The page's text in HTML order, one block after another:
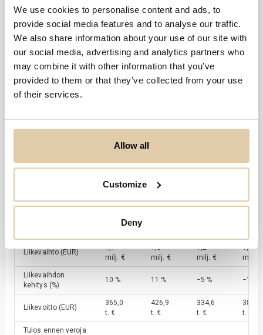
We use cookies to personalise content and ads, to
provide social media features and to analyse our traffic.
We also share information about your use of our site with
our social media, advertising and analytics partners who
may combine it with other information that you’ve
provided to them or that they’ve collected from your use
of their services.
Allow all
Customize
Deny
2022 2023 2024
0,0
6,0
2025
31.12.2025
2,6 milj. €
334,4 t. €
Liikevaihto (EUR)
1,1
milj. €
1,3
milj. €
1,2
milj. €
1,2
milj. €
Liikevaihdon
kehitys (%)
10 % 11 % −5 % −1 %
Liikevoitto (EUR)
365,0
t. €
426,9
t. €
334,6
t. €
389,6
t. €
Tulos ennen veroja